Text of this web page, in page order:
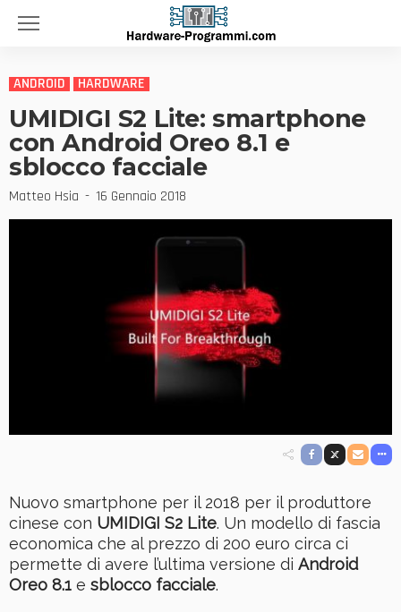
ANDROID HARDWARE
UMIDIGI S2 Lite: smartphone
con Android Oreo 8.1 e
sblocco facciale
Matteo Hsia 16 Gennaio 2018
Nuovo smartphone per il 2018 per il produttore
cinese con UMIDIGI S2 Lite. Un modello di fascia
economica che al prezzo di 200 euro circa ci
permette di avere l’ultima versione di Android
Oreo 8.1 e sblocco facciale.